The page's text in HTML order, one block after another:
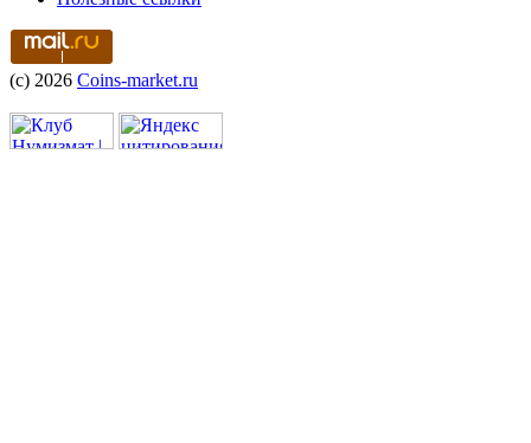
(c) 2026 Coins-market.ru